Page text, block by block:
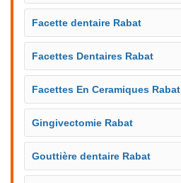
Facette dentaire Rabat
Facettes Dentaires Rabat
Facettes En Ceramiques Rabat
Gingivectomie Rabat
Gouttière dentaire Rabat